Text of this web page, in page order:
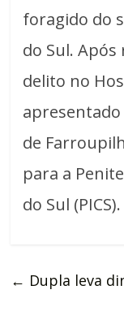
foragido do
do Sul.
delito no
apresentado
de
para a
do Sul (PICS).
← Dupla leva